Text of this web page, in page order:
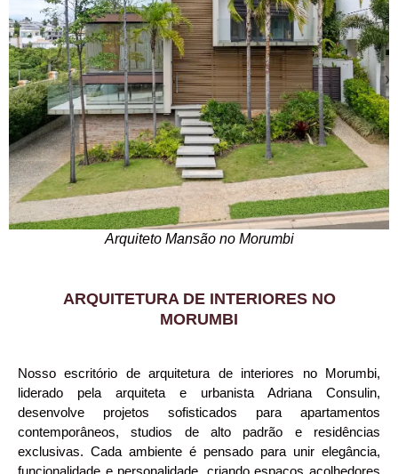
Arquiteto Mansão no Morumbi
ARQUITETURA DE INTERIORES NO
MORUMBI
Nosso escritório de arquitetura de interiores no Morumbi,
liderado pela arquiteta e urbanista Adriana Consulin,
desenvolve projetos sofisticados para apartamentos
contemporâneos, studios de alto padrão e residências
exclusivas. Cada ambiente é pensado para unir elegância,
funcionalidade e personalidade, criando espaços acolhedores